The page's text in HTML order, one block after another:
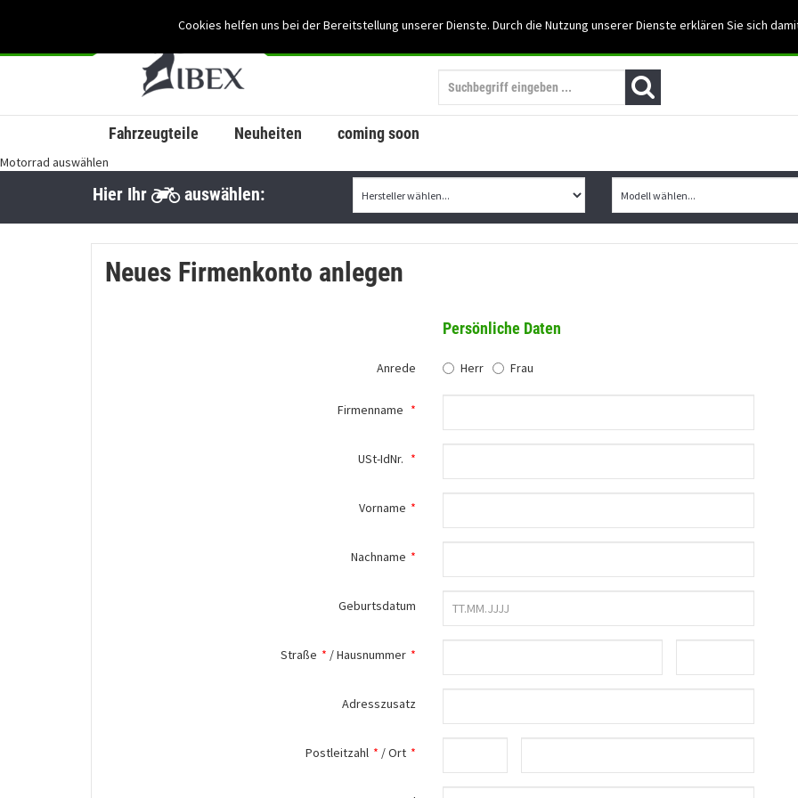
Cookies helfen uns bei der Bereitstellung unserer Dienste. Durch die Nutzung unserer Dienste erklären Sie sich
Mein Konto Support: 03501-
Fahrzeugteile Neuheiten coming soon
Motorrad auswählen
Hier Ihr auswählen:
Neues Firmenkonto anlegen
Persönliche Daten
Anrede Herr Frau
Firmenname *
USt-IdNr. *
Vorname *
Nachname *
Geburtsdatum
Straße * /Hausnummer *
Adresszusatz
Postleitzahl * /Ort *